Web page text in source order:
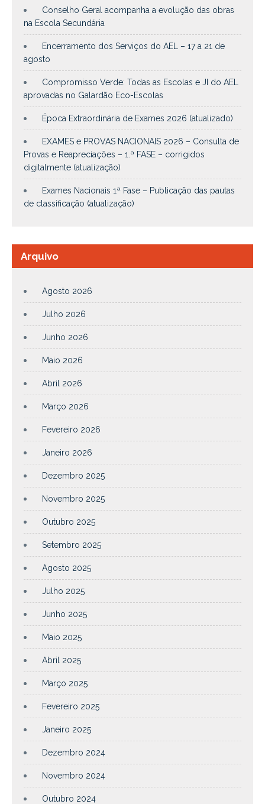
Conselho Geral acompanha a evolução das obras
na Escola Secundária
Encerramento dos Serviços do AEL – 17 a 21 de
agosto
Compromisso Verde: Todas as Escolas e JI do AEL
aprovadas no Galardão Eco-Escolas
Época Extraordinária de Exames 2026 (atualizado)
EXAMES e PROVAS NACIONAIS 2026 – Consulta de
Provas e Reapreciações – 1.ª FASE – corrigidos
digitalmente (atualização)
Exames Nacionais 1ª Fase – Publicação das pautas
de classificação (atualização)
Arquivo
Agosto 2026
Julho 2026
Junho 2026
Maio 2026
Abril 2026
Março 2026
Fevereiro 2026
Janeiro 2026
Dezembro 2025
Novembro 2025
Outubro 2025
Setembro 2025
Agosto 2025
Julho 2025
Junho 2025
Maio 2025
Abril 2025
Março 2025
Fevereiro 2025
Janeiro 2025
Dezembro 2024
Novembro 2024
Outubro 2024